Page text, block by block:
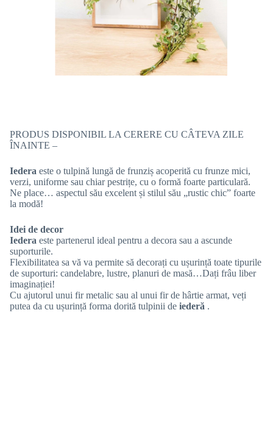
PRODUS DISPONIBIL LA CERERE CU CÂTEVA ZILE
ÎNAINTE –
Iedera este o tulpină lungă de frunziș acoperită cu frunze mici,
verzi, uniforme sau chiar pestrițe, cu o formă foarte particulară.
Ne place… aspectul său excelent și stilul său „rustic chic” foarte
la modă!
Idei de decor
Iedera este partenerul ideal pentru a decora sau a ascunde
suporturile.
Flexibilitatea sa vă va permite să decorați cu ușurință toate tipurile
de suporturi: candelabre, lustre, planuri de masă…Dați frâu liber
imaginației!
Cu ajutorul unui fir metalic sau al unui fir de hârtie armat, veți
putea da cu ușurință forma dorită tulpinii de iederă .